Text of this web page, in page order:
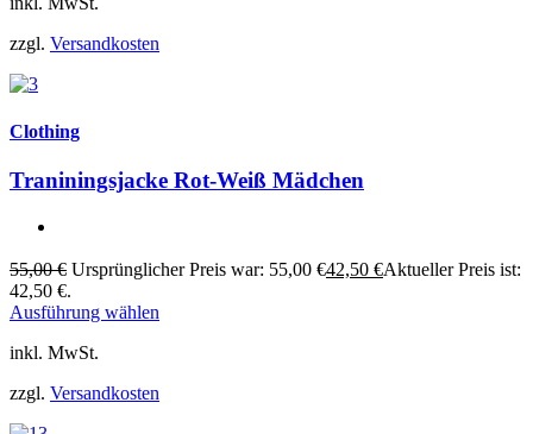
zzgl. Versandkosten
Clothing
Traniningsjacke Rot-Weiß Mädchen
55,00€ Ursprünglicher Preis war: 55,00 €42,50 €Aktueller Preis ist:
42,50 €.
Ausführung wählen
inkl. MwSt.
zzgl. Versandkosten